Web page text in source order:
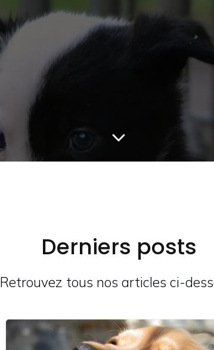
Derniers posts
Retrouvez tous nos articles ci-